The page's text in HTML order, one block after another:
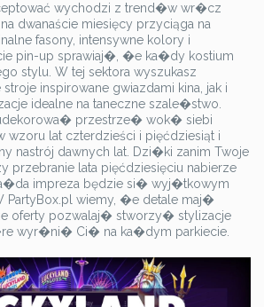
wychodzi z trend�w wr�cz
dwanaście miesięcy przyciąga na
fasony, intensywne kolory i
pin-up sprawiaj�, �e ka�dy kostium
stylu. W tej sektora wyszukasz
inspirowane gwiazdami kina, jak i
idealne na taneczne szale�stwo.
przestrze� wok� siebi
wzoru lat czterdzieści i pięćdziesiąt i
nastrój dawnych lat. Dzi�ki zanim Twoje
przebranie lata pięćdziesięciu nabierze
impreza będzie si� wyj�tkowym
PartyBox.pl wiemy, �e detale maj�
oferty pozwalaj� stworzy� stylizacje
wyr�ni� Ci� na ka�dym parkiecie.